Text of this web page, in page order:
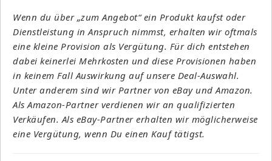
Wenn du über „zum Angebot“ ein Produkt kaufst oder
Dienstleistung in Anspruch nimmst, erhalten wir oftmals
eine kleine Provision als Vergütung. Für dich entstehen
dabei keinerlei Mehrkosten und diese Provisionen haben
in keinem Fall Auswirkung auf unsere Deal-Auswahl.
Unter anderem sind wir Partner von eBay und Amazon.
Als Amazon-Partner verdienen wir an qualifizierten
Verkäufen. Als eBay-Partner erhalten wir möglicherweise
eine Vergütung, wenn Du einen Kauf tätigst.